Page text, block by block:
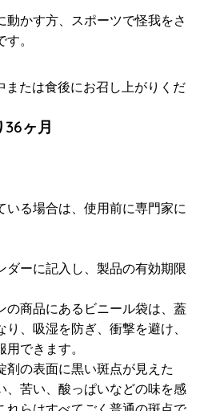
かす方、スポーツで怪我をさ
。
または食後にお召し上がりくだ
ヶ月
いる場合は、使用前に専門家に
ダーに記入し、製品の有効期限
の商品にあるビニール袋は、蓋
、吸湿を防ぎ、衝撃を避け、
できます。
剤の表面に黒い斑点が見えた
、苦い、酸っぱいなどの味を感